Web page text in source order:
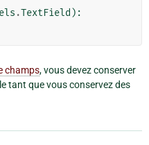
.TextField ):
champs, vous devez conserver
tant que vous conservez des